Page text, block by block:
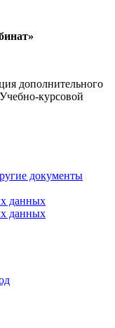
дополнительного
курсовой
документы
данных
данных